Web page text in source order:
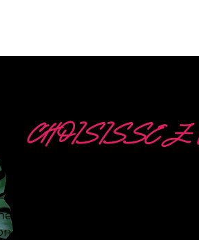
CHOISISSEZ
Neon Company est un
Signing. Avec notre technologie